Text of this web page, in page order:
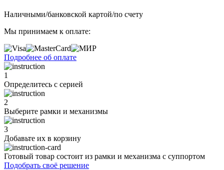
Наличными/банковской картой/по счету
Мы принимаем к оплате:
Подробнее об оплате
1
Определитесь с серией
2
Выберите рамки и механизмы
3
Добавьте их в корзину
Готовый товар состоит из рамки и механизма с суппортом
Подобрать своё решение